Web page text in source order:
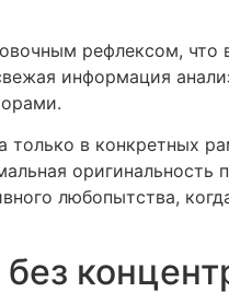
рефлексом,
информация
только в конкретных
любопытства,